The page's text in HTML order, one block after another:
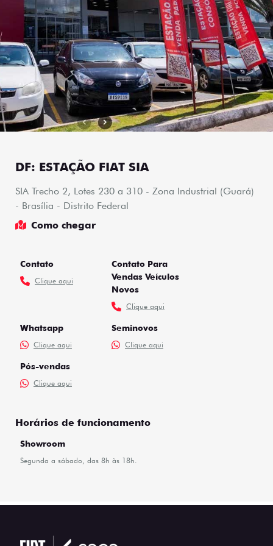
DF: ESTAÇÃO FIAT SIA
SIA Trecho 2, Lotes 230 a 310 - Zona Industrial (Guará)
- Brasília - Distrito Federal
Como chegar
Contato
Clique aqui
Contato Para
Vendas Veículos
Novos
Clique aqui
Whatsapp
Clique aqui
Seminovos
Clique aqui
Pós-vendas
Clique aqui
Horários de funcionamento
Showroom
Segunda a sábado, das 8h às 18h.